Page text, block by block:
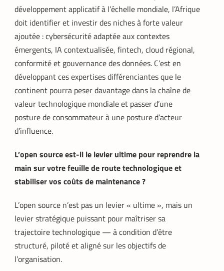
développement applicatif à l’échelle mondiale, l’Afrique
doit identifier et investir des niches à forte valeur
ajoutée : cybersécurité adaptée aux contextes
émergents, IA contextualisée, fintech, cloud régional,
conformité et gouvernance des données. C’est en
développant ces expertises différenciantes que le
continent pourra peser davantage dans la chaîne de
valeur technologique mondiale et passer d’une
posture de consommateur à une posture d’acteur
d’influence.
L’open source est-il le levier ultime pour reprendre la
main sur votre feuille de route technologique et
stabiliser vos coûts de maintenance ?
L’open source n’est pas un levier « ultime », mais un
levier stratégique puissant pour maîtriser sa
trajectoire technologique — à condition d’être
structuré, piloté et aligné sur les objectifs de
l’organisation.